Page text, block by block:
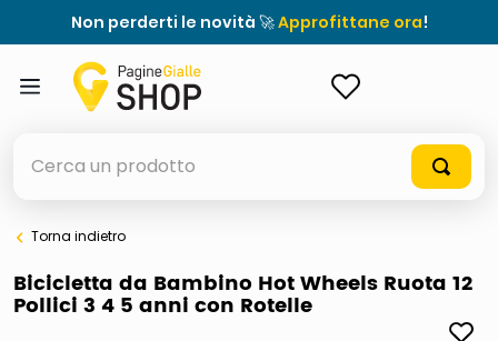
Non perderti le novità 🚀Approfittane ora!
elenchi telefonici
orologio parete
Torna indietro
Bicicletta da Bambino Hot Wheels Ruota 12
Pollici 3 4 5 anni con Rotelle